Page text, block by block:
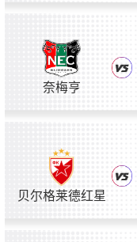
奈梅亨
贝尔格莱德红星